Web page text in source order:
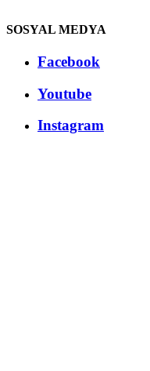
SOSYAL MEDYA
Facebook
Youtube
Instagram